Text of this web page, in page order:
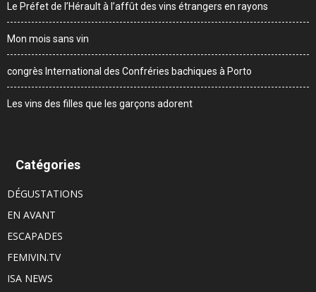
Le Préfet de l’Hérault à l’affût des vins étrangers en rayons
Mon mois sans vin
congrès International des Confréries bachiques à Porto
Les vins des filles que les garçons adorent
Catégories
DÉGUSTATIONS
EN AVANT
ESCAPADES
FEMIVIN.TV
ISA NEWS